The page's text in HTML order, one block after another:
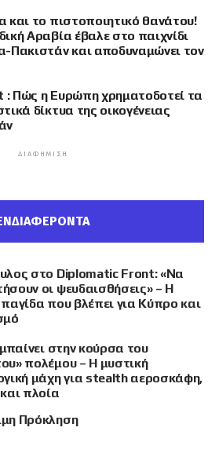
και το πιστοποιητικό θανάτου!
Αραβία έβαλε στο παιχνίδι
Πακιστάν και αποδυναμώνει τον
: Πώς η Ευρώπη χρηματοδοτεί τα
δίκτυα της οικογένειας
ΔΙΑΦΉΜΙΣΗ
στο Diplomatic Front: «Να
οι ψευδαισθήσεις» – Η
που βλέπει για Κύπρο και
μπαίνει στην κούρσα του
πολέμου – Η μυστική
μάχη για stealth αεροσκάφη,
πλοία
Πρόκληση